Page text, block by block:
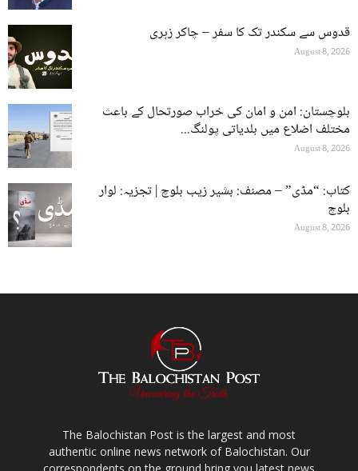
قدوس سے سکندر تک کا سفر – چاکر زہری
August 8, 2026
بلوچستان: امن و امان کی خراب صورتحال کے باعث
مختلف اضلاع میں بلدیاتی پولنگ...
August 8, 2026
کتاب: “مڈی” – مصنف: بشیر زیب بلوچ | تجزیہ: لوار
بلوچ
August 8, 2026
The Balochistan Post is the largest and most
authentic online news network of Balochistan. Our